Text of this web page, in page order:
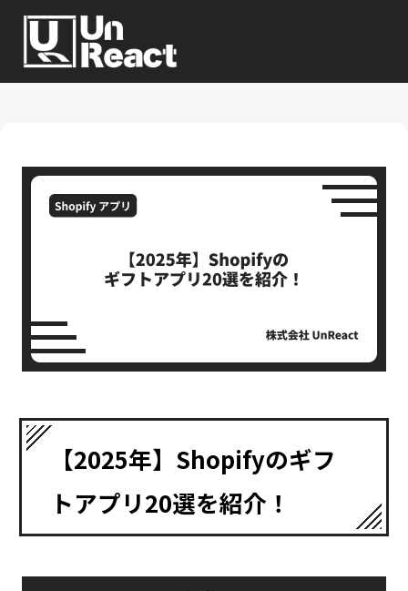
【2025年】Shopifyのギフ
トアプリ20選を紹介！